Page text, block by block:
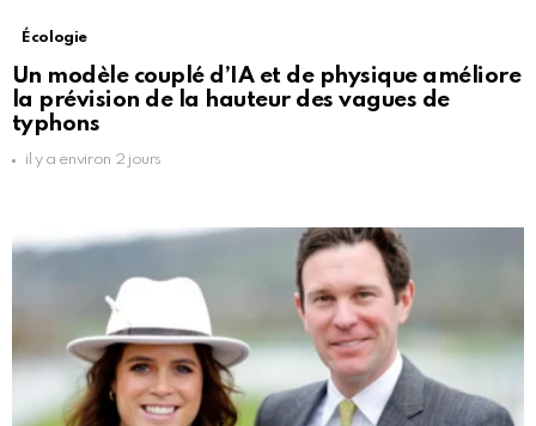
Écologie
Un modèle couplé d’IA et de physique améliore
la prévision de la hauteur des vagues de
typhons
il y a environ 2 jours